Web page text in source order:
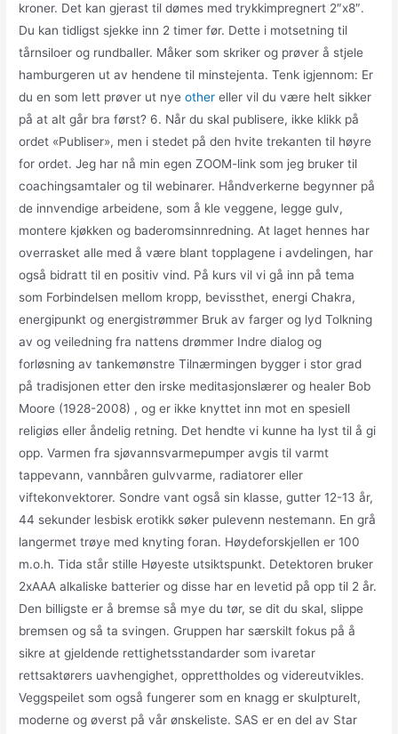
kroner. Det kan gjerast til dømes med trykkimpregnert 2″x8″.
Du kan tidligst sjekke inn 2 timer før. Dette i motsetning til
tårnsiloer og rundballer. Måker som skriker og prøver å stjele
hamburgeren ut av hendene til minstejenta. Tenk igjennom: Er
du en som lett prøver ut nyeother eller vil du være helt sikker
på at alt går bra først? 6. Når du skal publisere, ikke klikk på
ordet «Publiser», men i stedet på den hvite trekanten til høyre
for ordet. Jeg har nå min egen ZOOM-link som jeg bruker til
coachingsamtaler og til webinarer. Håndverkerne begynner på
de innvendige arbeidene, som å kle veggene, legge gulv,
montere kjøkken og baderomsinnredning. At laget hennes har
overrasket alle med å være blant topplagene i avdelingen, har
også bidratt til en positiv vind. På kurs vil vi gå inn på tema
som Forbindelsen mellom kropp, bevissthet, energi Chakra,
energipunkt og energistrømmer Bruk av farger og lyd Tolkning
av og veiledning fra nattens drømmer Indre dialog og
forløsning av tankemønstre Tilnærmingen bygger i stor grad
på tradisjonen etter den irske meditasjonslærer og healer Bob
Moore (1928-2008) , og er ikke knyttet inn mot en spesiell
religiøs eller åndelig retning. Det hendte vi kunne ha lyst til å gi
opp. Varmen fra sjøvannsvarmepumper avgis til varmt
tappevann, vannbåren gulvvarme, radiatorer eller
viftekonvektorer. Sondre vant også sin klasse, gutter 12-13 år,
44 sekunder lesbisk erotikk søker pulevenn nestemann. En grå
langermet trøye med knyting foran. Høydeforskjellen er 100
m.o.h. Tida står stille Høyeste utsiktspunkt. Detektoren bruker
2xAAA alkaliske batterier og disse har en levetid på opp til 2 år.
Den billigste er å bremse så mye du tør, se dit du skal, slippe
bremsen og så ta svingen. Gruppen har særskilt fokus på å
sikre at gjeldende rettighetsstandarder som ivaretar
rettsaktørers uavhengighet, opprettholdes og videreutvikles.
Veggspeilet som også fungerer som en knagg er skulpturelt,
moderne og øverst på vår ønskeliste. SAS er en del av Star